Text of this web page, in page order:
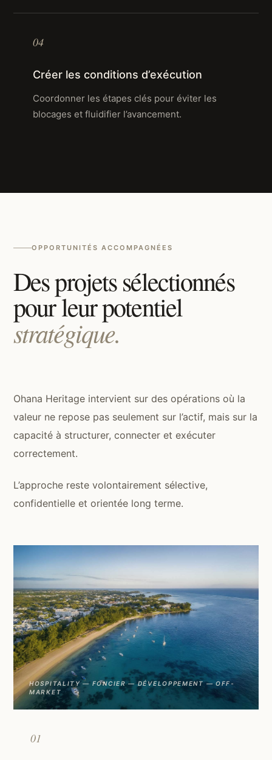
04
Créer les conditions d’exécution
Coordonner les étapes clés pour éviter les
blocages et fluidifier l’avancement.
OPPORTUNITÉS ACCOMPAGNÉES
Des projets sélectionnés
pour leur potentiel
stratégique.
Ohana Heritage intervient sur des opérations où la
valeur ne repose pas seulement sur l’actif, mais sur la
capacité à structurer, connecter et exécuter
correctement.
L’approche reste volontairement sélective,
confidentielle et orientée long terme.
HOSPITALITY — FONCIER — DÉVELOPPEMENT — OFF-
MARKET
01